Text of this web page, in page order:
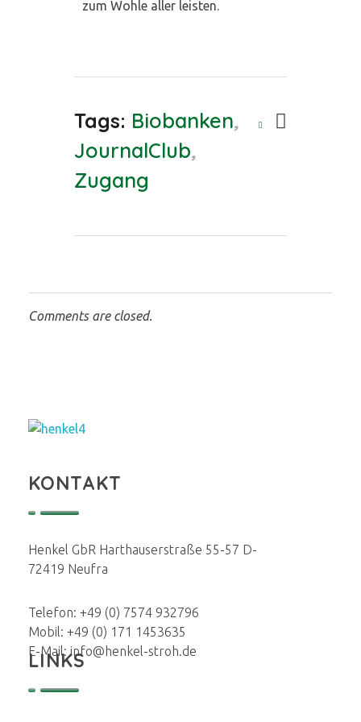
zum Wohle aller leisten.
Tags: Biobanken,
JournalClub,
Zugang
Comments are closed.
KONTAKT
Henkel GbR Harthauserstraße 55-57 D-
72419 Neufra
Telefon: +49 (0) 7574 932796
Mobil: +49 (0) 171 1453635
E-Mail: info@henkel-stroh.de
LINKS